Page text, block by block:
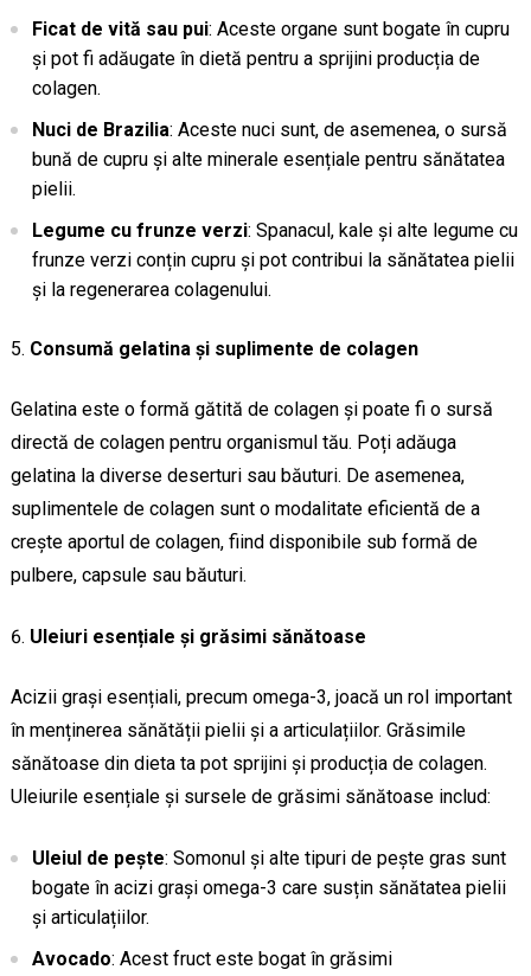
Ficat de vită sau pui: Aceste organe sunt bogate în cupru
și pot fi adăugate în dietă pentru a sprijini producția de
colagen.
Nuci de Brazilia: Aceste nuci sunt, de asemenea, o sursă
bună de cupru și alte minerale esențiale pentru sănătatea
pielii.
Legume cu frunze verzi: Spanacul, kale și alte legume cu
frunze verzi conțin cupru și pot contribui la sănătatea pielii
și la regenerarea colagenului.
Consumă gelatina și suplimente de colagen
Gelatina este o formă gătită de colagen și poate fi o sursă
directă de colagen pentru organismul tău. Poți adăuga
gelatina la diverse deserturi sau băuturi. De asemenea,
suplimentele de colagen sunt o modalitate eficientă de a
crește aportul de colagen, fiind disponibile sub formă de
pulbere, capsule sau băuturi.
Uleiuri esențiale și grăsimi sănătoase
Acizii grași esențiali, precum omega-3, joacă un rol important
în menținerea sănătății pielii și a articulațiilor. Grăsimile
sănătoase din dieta ta pot sprijini și producția de colagen.
Uleiurile esențiale și sursele de grăsimi sănătoase includ:
Uleiul de pește: Somonul și alte tipuri de pește gras sunt
bogate în acizi grași omega-3 care susțin sănătatea pielii
și articulațiilor.
Avocado: Acest fruct este bogat în grăsimi